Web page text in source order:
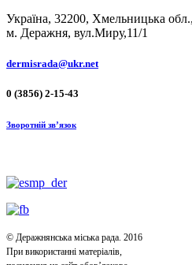
Україна, 32200, Хмельницька обл.,
м. Деражня, вул.Миру,11/1
dermisrada@ukr.net
0 (3856) 2-15-43
Зворотній зв’язок
© Деражнянська міська рада. 2016
При використанні матеріалів,